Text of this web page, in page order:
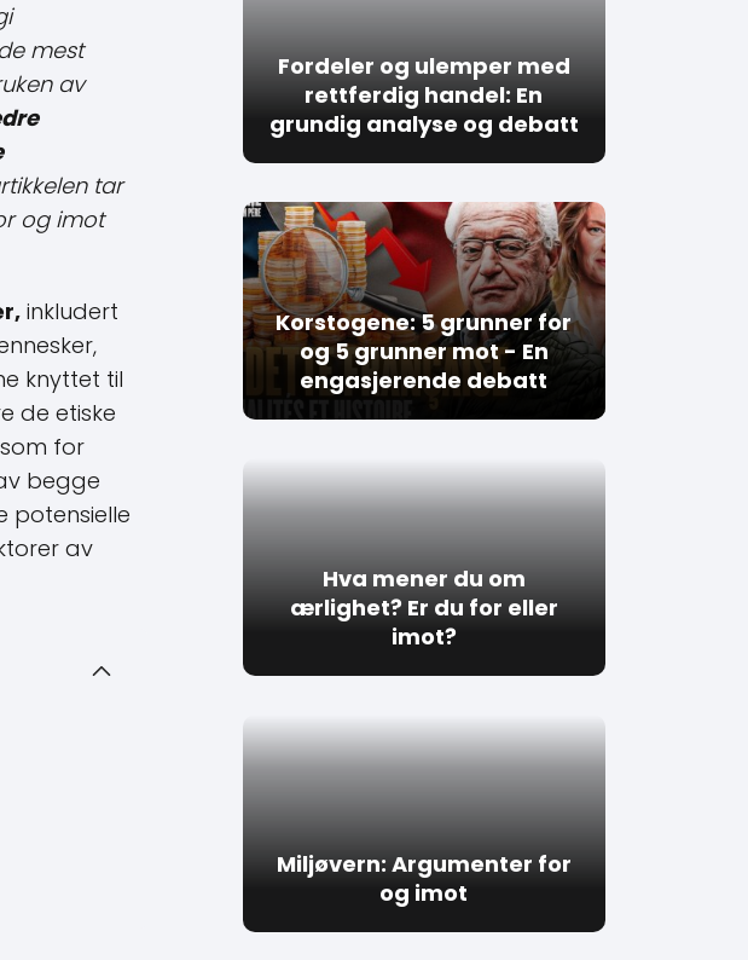
mest
av
tar
og imot
inkludert
knyttet til
de etiske
for
begge
potensielle
av
Fordeler og ulemper med
rettferdig handel: En
grundig analyse og debatt
Korstogene: 5 grunner for
og 5 grunner mot - En
engasjerende debatt
Hva mener du om
ærlighet? Er du for eller
imot?
Miljøvern: Argumenter for
og imot